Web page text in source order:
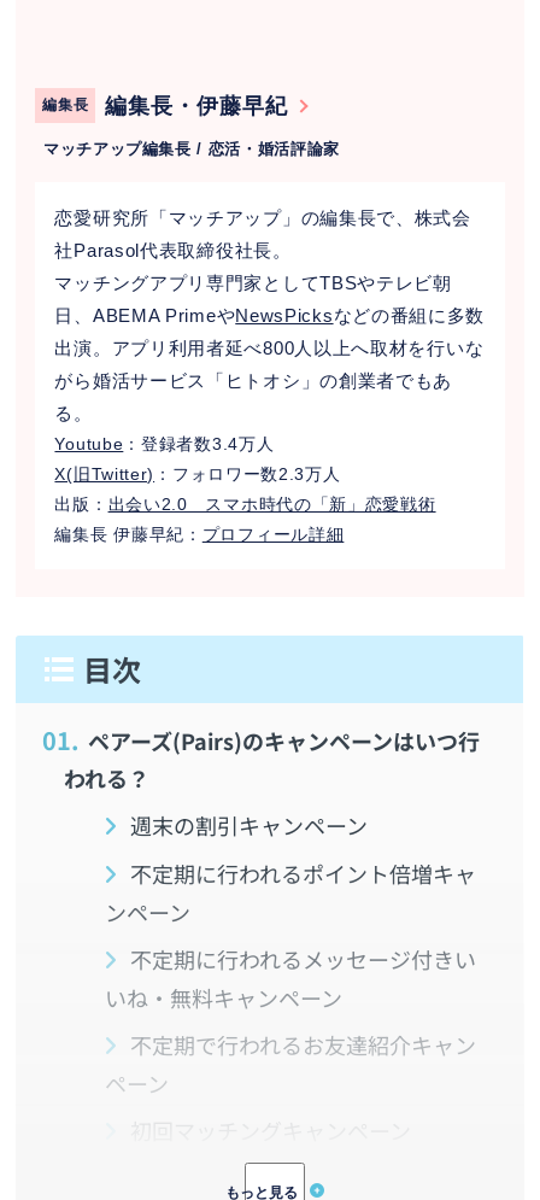
編集長 編集長・伊藤早紀
マッチアップ編集長 / 恋活・婚活評論家
恋愛研究所「マッチアップ」の編集長で、株式会
社Parasol代表取締役社長。
マッチングアプリ専門家としてTBSやテレビ朝
日、ABEMA PrimeやNewsPicksなどの番組に多数
出演。アプリ利用者延べ800人以上へ取材を行いな
がら婚活サービス「ヒトオシ」の創業者でもあ
る。
Youtube ：登録者数3.4万人
X(旧Twitter) ：フォロワー数2.3万人
出版： 出会い2.0 スマホ時代の「新」恋愛戦術
編集長 伊藤早紀： プロフィール詳細
1. ペアーズ(Pairs)のキャンペーンはいつ行
われる？
週末の割引キャンペーン
不定期に行われるポイント倍増キャ
ンペーン
不定期に行われるメッセージ付きい
いね・無料キャンペーン
不定期で行われるお友達紹介キャン
ペーン
ペアーズの無料・有料会員の違いを一覧